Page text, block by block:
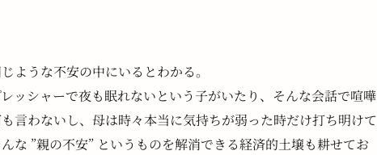
ような不安の中にいるとわかる。
ッシャーで夜も眠れないという子がいたり、そんな会話で喧嘩
言わないし、母は時々本当に気持ちが弱った時だけ打ち明けて
な ”親の不安” というものを解消できる経済的土壌も耕せてお